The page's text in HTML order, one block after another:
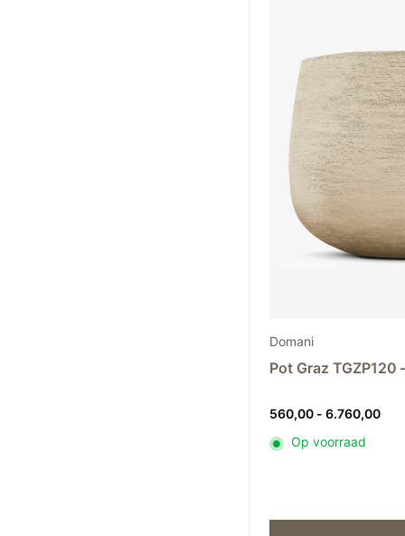
Domani
Pot Graz TGZP120
560,00 - 6.760,00
Op voorraad